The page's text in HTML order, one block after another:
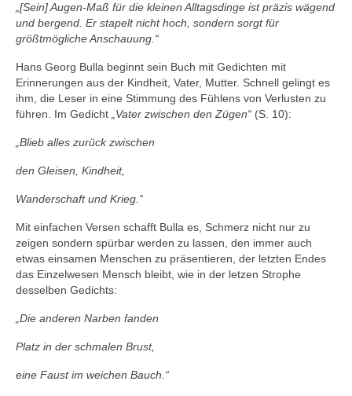
„[Sein] Augen-Maß für die kleinen Alltagsdinge ist präzis wägend
und bergend. Er stapelt nicht hoch, sondern sorgt für
größtmögliche Anschauung.“
Hans Georg Bulla beginnt sein Buch mit Gedichten mit
Erinnerungen aus der Kindheit, Vater, Mutter. Schnell gelingt es
ihm, die Leser in eine Stimmung des Fühlens von Verlusten zu
führen. Im Gedicht
„Vater zwischen den Zügen“ (S. 10):
„Blieb alles zurück zwischen
den Gleisen, Kindheit,
Wanderschaft und Krieg.“
Mit einfachen Versen schafft Bulla es, Schmerz nicht nur zu
zeigen sondern spürbar werden zu lassen, den immer auch
etwas einsamen Menschen zu präsentieren, der letzten Endes
das Einzelwesen Mensch bleibt, wie in der letzen Strophe
desselben Gedichts:
„Die anderen Narben fanden
Platz in der schmalen Brust,
eine Faust im weichen Bauch.“